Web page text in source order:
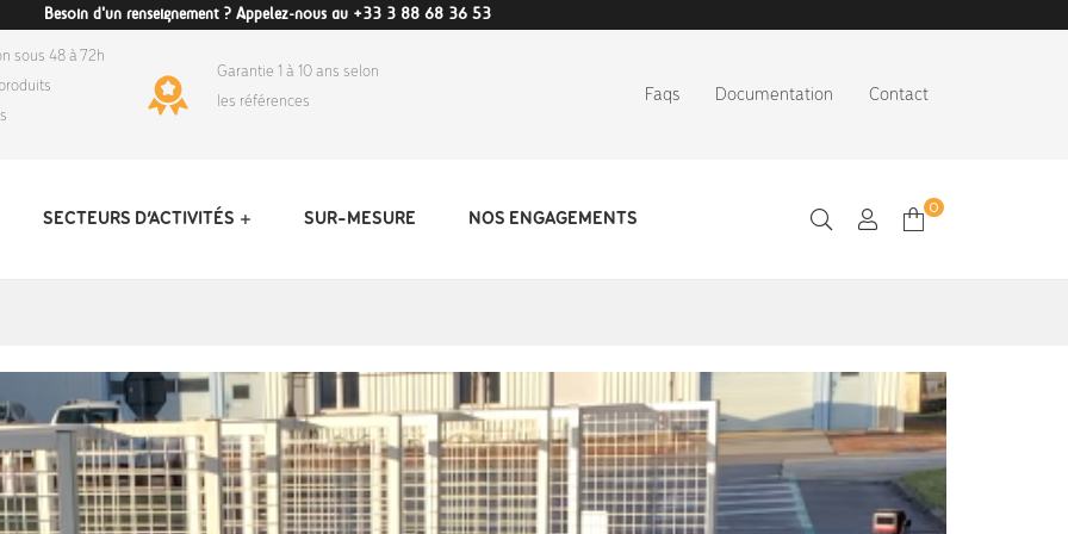
Besoin d'un renseignement ? Appelez-nous au +33 3 88 68 36 53
sous 48 à 72h
Garantie 1 à 10 ans selon
les références
Faqs Documentation Contact
SECTEURS D’ACTIVITÉS SUR-MESURE NOS ENGAGEMENTS
0